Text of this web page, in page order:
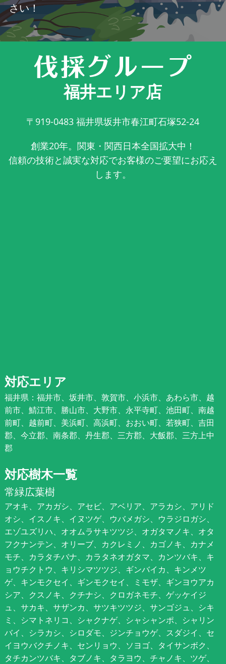
さい！
福井エリア店
〒919-0483 福井県坂井市春江町石塚52-24
創業20年。関東・関西日本全国拡大中！
信頼の技術と誠実な対応でお客様のご要望にお応え
します。
対応エリア
福井県：福井市、坂井市、敦賀市、小浜市、あわら市、越
前市、鯖江市、勝山市、大野市、永平寺町、池田町、南越
前町、越前町、美浜町、高浜町、おおい町、若狭町、吉田
郡、今立郡、南条郡、丹生郡、三方郡、大飯郡、三方上中
郡
対応樹木一覧
常緑広葉樹
アオキ、アカガシ、アセビ、アベリア、アラカシ、アリド
オシ、イスノキ、イヌツゲ、ウバメガシ、ウラジロガシ、
エゾユズリハ、オオムラサキツツジ、オガタマノキ、オタ
フクナンテン、オリーブ、カクレミノ、カゴノキ、カナメ
モチ、カラタチバナ、カラタネオガタマ、カンツバキ、キ
ョウチクトウ、キリシマツツジ、ギンバイカ、キンメツ
ゲ、キンモクセイ、ギンモクセイ、ミモザ、ギンヨウアカ
シア、クスノキ、クチナシ、クロガネモチ、ゲッケイジ
ュ、サカキ、サザンカ、サツキツツジ、サンゴジュ、シキ
ミ、シマトネリコ、シャクナゲ、シャシャンポ、シャリン
バイ、シラカシ、シロダモ、ジンチョウゲ、スダジイ、セ
イヨウバクチノキ、センリョウ、ソヨゴ、タイサンボク、
タチカンツバキ、タブノキ、タラヨウ、チャノキ、ツゲ、